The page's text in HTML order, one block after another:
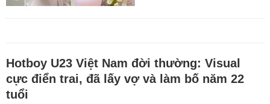
Hotboy U23 Việt Nam đời thường: Visual
cực điển trai, đã lấy vợ và làm bố năm 22
tuổi